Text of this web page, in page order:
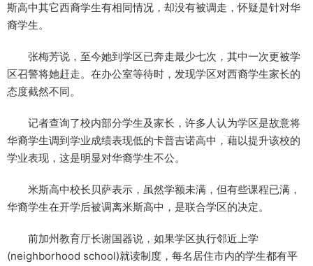
斯高中其它西裔学生有相同情况，却没有被调走，怀疑是针对华
裔学生。
张梅芳说，至今她到学区已奔走最少七次，其中一次更被学
区召警将她赶走。在办公室等待时，发现学区对西裔学生家长的
态度截然不同。
记者查询了校内部分学生及家长，许多人认为学区是故意将
华裔学生调到学业成绩表现低的卡普吉诺高中，藉以提升该校的
学业表现，这是明显对华裔学生不公。
米斯高中校长贝萨表示，虽然学额未满，但有些课程已满，
华裔学生在开学后被调离米斯高中，是联合学区的决定。
前加州教育厅长谢国器说，如果学区执行邻近上学
(neighborhood school)就读制度，每名居住市内的学生都有平